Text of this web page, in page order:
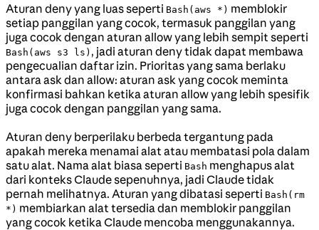
Aturan deny yang luas seperti Bash(aws *) memblokir
setiap panggilan yang cocok, termasuk panggilan yang
juga cocok dengan aturan allow yang lebih sempit seperti
Bash(aws s3 ls) , jadi aturan deny tidak dapat membawa
pengecualian daftar izin. Prioritas yang sama berlaku
antara ask dan allow: aturan ask yang cocok meminta
konfirmasi bahkan ketika aturan allow yang lebih spesifik
juga cocok dengan panggilan yang sama.
Aturan deny berperilaku berbeda tergantung pada
apakah mereka menamai alat atau membatasi pola dalam
satu alat. Nama alat biasa seperti Bash menghapus alat
dari konteks Claude sepenuhnya, jadi Claude tidak
pernah melihatnya. Aturan yang dibatasi seperti Bash(rm
*) membiarkan alat tersedia dan memblokir panggilan
yang cocok ketika Claude mencoba menggunakannya.